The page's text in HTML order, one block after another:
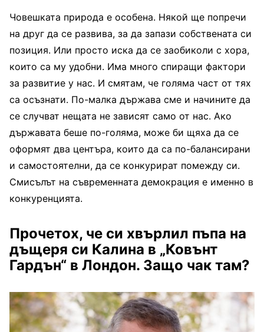
Човешката природа е особена. Някой ще попречи
на друг да се развива, за да запази собствената си
позиция. Или просто иска да се заобиколи с хора,
които са му удобни. Има много спиращи фактори
за развитие у нас. И смятам, че голяма част от тях
са осъзнати. По-малка държава сме и начините да
се случват нещата не зависят само от нас. Ако
държавата беше по-голяма, може би щяха да се
оформят два центъра, които да са по-балансирани
и самостоятелни, да се конкурират помежду си.
Смисълът на съвременната демокрация е именно в
конкуренцията.
Прочетох, че си хвърлил пъпа на
дъщеря си Калина в „Ковънт
Гардън“ в Лондон. Защо чак там?